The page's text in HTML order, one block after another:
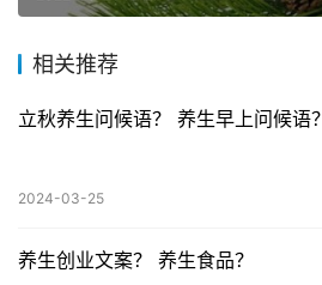
相关推荐
立秋养生问候语？ 养生早上问候语？
2024-03-25
养生创业文案？ 养生食品？